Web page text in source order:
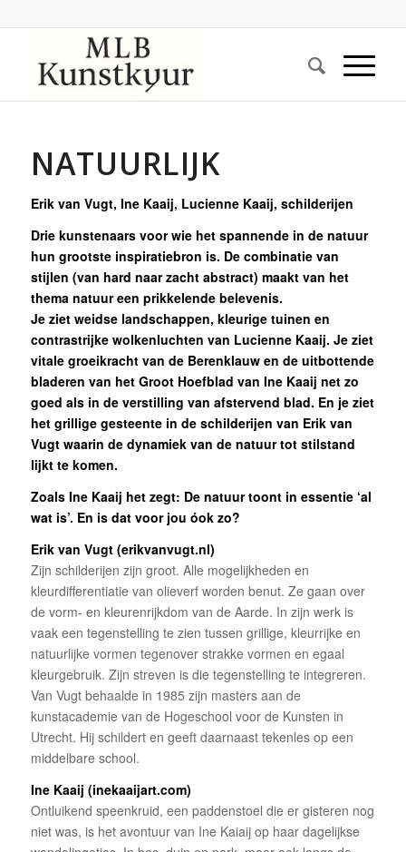
NATUURLIJK
Erik van Vugt, Ine Kaaij, Lucienne Kaaij, schilderijen
Drie kunstenaars voor wie het spannende in de natuur
hun grootste inspiratiebron is. De combinatie van
stijlen (van hard naar zacht abstract) maakt van het
thema natuur een prikkelende belevenis.
Je ziet weidse landschappen, kleurige tuinen en
contrastrijke wolkenluchten van Lucienne Kaaij. Je ziet
vitale groeikracht van de Berenklauw en de uitbottende
bladeren van het Groot Hoefblad van Ine Kaaij net zo
goed als in de verstilling van afstervend blad. En je ziet
het grillige gesteente in de schilderijen van Erik van
Vugt waarin de dynamiek van de natuur tot stilstand
lijkt te komen.
Zoals Ine Kaaij het zegt: De natuur toont in essentie ‘al
wat is’. En is dat voor jou óok zo?
Erik van Vugt (erikvanvugt.nl)
Zijn schilderijen zijn groot. Alle mogelijkheden en
kleurdifferentiatie van olieverf worden benut. Ze gaan over
de vorm- en kleurenrijkdom van de Aarde. In zijn werk is
vaak een tegenstelling te zien tussen grillige, kleurrijke en
natuurlijke vormen tegenover strakke vormen en egaal
kleurgebruik. Zijn streven is die tegenstelling te integreren.
Van Vugt behaalde in 1985 zijn masters aan de
kunstacademie van de Hogeschool voor de Kunsten in
Utrecht. Hij schildert en geeft daarnaast tekenles op een
middelbare school.
Ine Kaaij (inekaaijart.com)
Ontluikend speenkruid, een paddenstoel die er gisteren nog
niet was, is het avontuur van Ine Kaiaij op haar dagelijkse